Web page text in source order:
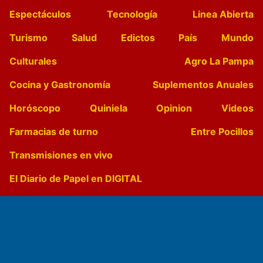
Espectáculos
Tecnología
Linea Abierta
Turismo
Salud Edictos País
Mundo
Culturales
Agro La Pampa
Cocina y Gastronomía
Suplementos Anuales
Horóscopo
Quiniela Opinion
Videos
Farmacias de turno
Entre Pocillos
Transmisiones en vivo
El Diario de Papel en DIGITAL